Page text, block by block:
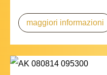
maggiori informazioni